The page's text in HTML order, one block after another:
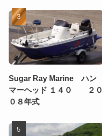
Sugar Ray Marine ハン
マーヘッド １４０ ２０
０８年式